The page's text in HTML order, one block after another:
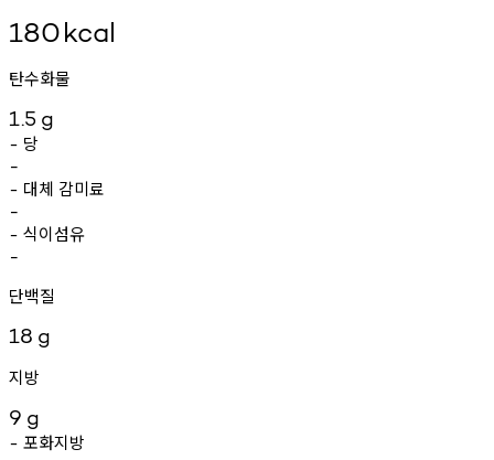
180kcal
탄수화물
1.5 g
- 당
-
- 대체 감미료
-
- 식이섬유
-
단백질
18 g
지방
9 g
- 포화지방